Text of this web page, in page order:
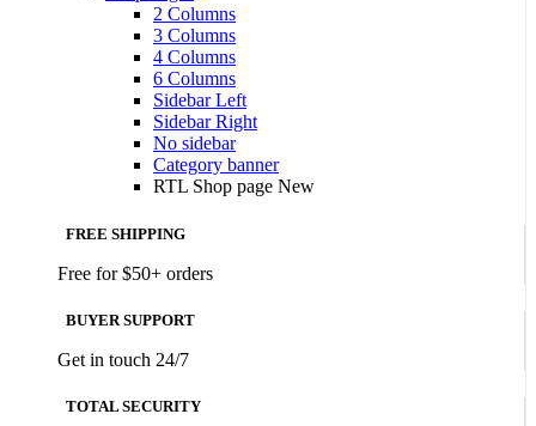
2 Columns
3 Columns
4 Columns
6 Columns
Sidebar Left
Sidebar Right
No sidebar
Category banner
RTL Shop page New
FREE SHIPPING
Free for $50+ orders
BUYER SUPPORT
Get in touch 24/7
TOTAL SECURITY